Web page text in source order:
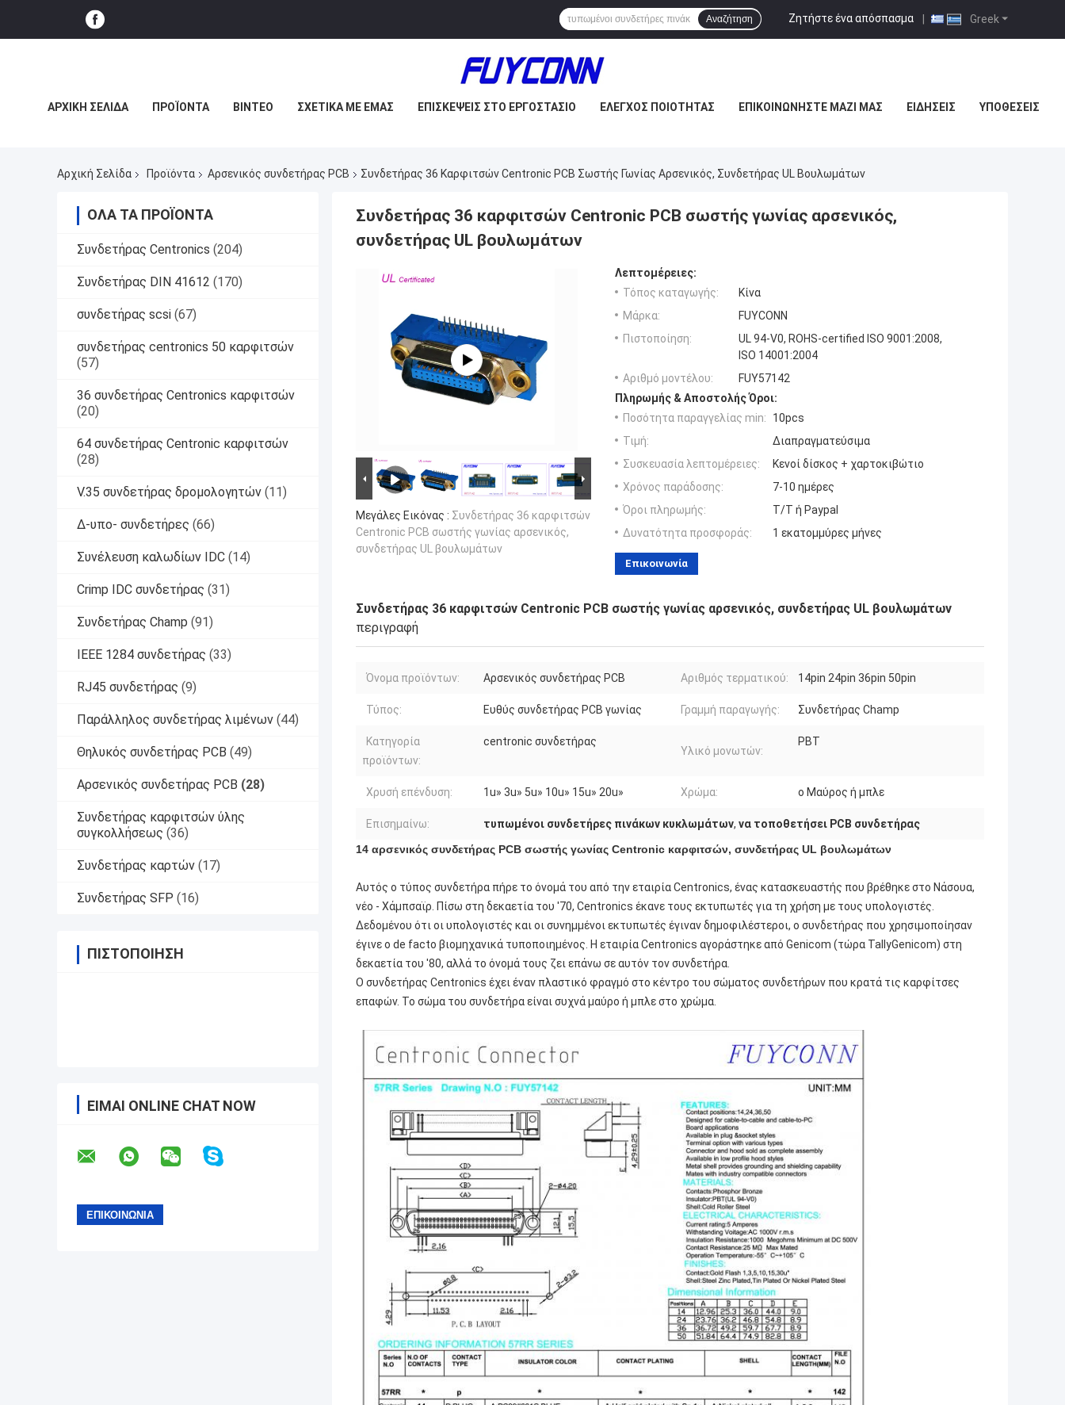
Greek
Ζητήστε ένα απόσπασμα |
Αναζήτηση
ΑΡΧΙΚΉ ΣΕΛΊΔΑ ΠΡΟΪΌΝΤΑ ΒΊΝΤΕΟ ΣΧΕΤΙΚΆ ΜΕ ΕΜΆΣ ΕΠΙΣΚΈΨΕΙΣ ΣΤΟ ΕΡΓΟΣΤΆΣΙΟ ΈΛΕΓΧΟΣ ΠΟΙΌΤΗΤΑΣ ΕΠΙΚΟΙΝΩΝΉΣΤΕ ΜΑΖΊ ΜΑΣ ΕΙΔΉΣΕΙΣ ΥΠΟΘΈΣΕΙΣ
Αρχική Σελίδα Προϊόντα Αρσενικός συνδετήρας PCB Συνδετήρας 36 Καρφιτσών Centronic PCB Σωστής Γωνίας Αρσενικός, Συνδετήρας UL Βουλωμάτων
ΌΛΑ ΤΑ ΠΡΟΪΌΝΤΑ
Συνδετήρας Centronics (204)
Συνδετήρας DIN 41612 (170)
συνδετήρας scsi (67)
συνδετήρας centronics 50 καρφιτσών
(57)
36 συνδετήρας Centronics καρφιτσών
(20)
64 συνδετήρας Centronic καρφιτσών
(28)
V.35 συνδετήρας δρομολογητών (11)
Δ-υπο- συνδετήρες (66)
Συνέλευση καλωδίων IDC (14)
Crimp IDC συνδετήρας (31)
Συνδετήρας Champ (91)
IEEE 1284 συνδετήρας (33)
RJ45 συνδετήρας (9)
Παράλληλος συνδετήρας λιμένων (44)
Θηλυκός συνδετήρας PCB (49)
Αρσενικός συνδετήρας PCB (28)
Συνδετήρας καρφιτσών ύλης
συγκολλήσεως (36)
Συνδετήρας καρτών (17)
Συνδετήρας SFP (16)
ΠΙΣΤΟΠΟΊΗΣΗ
ΕΊΜΑΙ ONLINE CHAT NOW
Συνδετήρας 36 καρφιτσών Centronic PCB σωστής γωνίας αρσενικός,
συνδετήρας UL βουλωμάτων
Μεγάλες Εικόνας : Συνδετήρας 36 καρφιτσών
Centronic PCB σωστής γωνίας αρσενικός,
συνδετήρας UL βουλωμάτων
Λεπτομέρειες:
Τόπος καταγωγής:
Κίνα
Μάρκα:
FUYCONN
Πιστοποίηση:
UL 94-V0, ROHS-certified ISO 9001:2008,
ISO 14001:2004
Αριθμό μοντέλου:
FUY57142
Πληρωμής & Αποστολής Όροι:
Ποσότητα παραγγελίας min:
10pcs
Τιμή:
Διαπραγματεύσιμα
Συσκευασία λεπτομέρειες:
Κενοί δίσκος + χαρτοκιβώτιο
Χρόνος παράδοσης:
7-10 ημέρες
Όροι πληρωμής:
T/T ή Paypal
Δυνατότητα προσφοράς:
1 εκατομμύρες μήνες
Επικοινωνία
Συνδετήρας 36 καρφιτσών Centronic PCB σωστής γωνίας αρσενικός, συνδετήρας UL βουλωμάτων
περιγραφή
Όνομα προϊόντων: Αρσενικός συνδετήρας PCB Αριθμός τερματικού: 14pin 24pin 36pin 50pin
Τύπος: Ευθύς συνδετήρας PCB γωνίας Γραμμή παραγωγής: Συνδετήρας Champ
Κατηγορία
προϊόντων:
centronic συνδετήρας
Υλικό μονωτών:
PBT
Χρυσή επένδυση: 1u» 3u» 5u» 10u» 15u» 20u» Χρώμα: ο Μαύρος ή μπλε
Επισημαίνω: τυπωμένοι συνδετήρες πινάκων κυκλωμάτων, να τοποθετήσει PCB συνδετήρας
14 αρσενικός συνδετήρας PCB σωστής γωνίας Centronic καρφιτσών, συνδετήρας UL βουλωμάτων
Αυτός ο τύπος συνδετήρα πήρε το όνομά του από την εταιρία Centronics, ένας κατασκευαστής που βρέθηκε στο Νάσουα,
νέο - Χάμπσαϊρ. Πίσω στη δεκαετία του '70, Centronics έκανε τους εκτυπωτές για τη χρήση με τους υπολογιστές.
Δεδομένου ότι οι υπολογιστές και οι συνημμένοι εκτυπωτές έγιναν δημοφιλέστεροι, ο συνδετήρας που χρησιμοποίησαν
έγινε ο de facto βιομηχανικά τυποποιημένος. Η εταιρία Centronics αγοράστηκε από Genicom (τώρα TallyGenicom) στη
δεκαετία του '80, αλλά το όνομά τους ζει επάνω σε αυτόν τον συνδετήρα.
Ο συνδετήρας Centronics έχει έναν πλαστικό φραγμό στο κέντρο του σώματος συνδετήρων που κρατά τις καρφίτσες
επαφών. Το σώμα του συνδετήρα είναι συχνά μαύρο ή μπλε στο χρώμα.